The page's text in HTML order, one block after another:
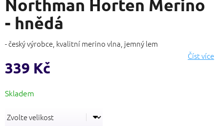
je
hvězdiček.
Northman Horten Merino
- hnědá
- český výrobce, kvalitní merino vlna, jemný lem
Číst více
339 Kč
cena: